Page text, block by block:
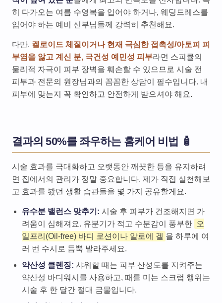
히 다가오는 여름 수영복을 입어야 하거나, 웨딩드레스를
입어야 하는 예비 신부님들께 강력히 추천해요.
다만, 켈로이드 체질이거나 현재 극심한 접촉성/아토피 피
부염을 앓고 계신 분, 극건성 예민성 피부라면 스피큘의
물리적 자극이 피부 장벽을 훼손할 수 있으므로 시술 전
피부과 전문의 원장님과의 꼼꼼한 상담이 필수입니다. 내
피부에 맞는지 꼭 확인하고 안전하게 받으셔야 해요.
결과의 50%를 좌우하는 홈케어 비법 🧴
시술 효과를 극대화하고 오랫동안 깨끗한 등을 유지하려
면 집에서의 관리가 정말 중요합니다. 제가 직접 실천해보
고 효과를 봤던 생활 습관들을 몇 가지 공유할게요.
유수분 밸런스 맞추기: 시술 후 피부가 건조해지면 가
려움이 심해져요. 유분기가 적고 수분감이 풍부한 오
일프리(Oil-free) 바디 로션이나 알로에 겔 을 하루에 여
러 번 수시로 듬뿍 발라주세요.
약산성 클렌징: 샤워할 때는 피부 산성도를 지켜주는
약산성 바디워시를 사용하고, 때를 미는 스크럽 행위는
시술 후 한 달간 절대 금물입니다.